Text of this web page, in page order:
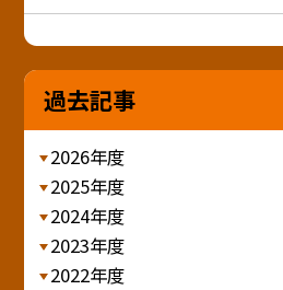
過去記事
2026年度
2025年度
2024年度
2023年度
2022年度